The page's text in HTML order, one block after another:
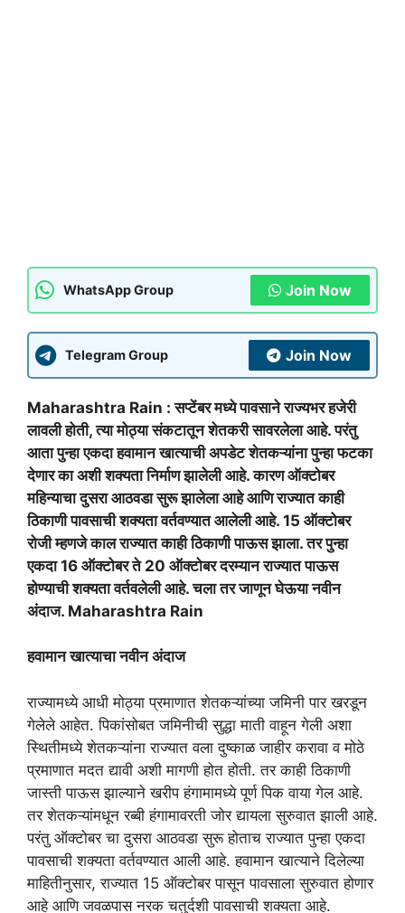
WhatsApp Group Join Now
Telegram Group Join Now
Maharashtra Rain : सप्टेंबर मध्ये पावसाने राज्यभर हजेरी
लावली होती, त्या मोठ्या संकटातून शेतकरी सावरलेला आहे. परंतु
आता पुन्हा एकदा हवामान खात्याची अपडेट शेतकऱ्यांना पुन्हा फटका
देणार का अशी शक्यता निर्माण झालेली आहे. कारण ऑक्टोबर
महिन्याचा दुसरा आठवडा सुरू झालेला आहे आणि राज्यात काही
ठिकाणी पावसाची शक्यता वर्तवण्यात आलेली आहे. 15 ऑक्टोबर
रोजी म्हणजे काल राज्यात काही ठिकाणी पाऊस झाला. तर पुन्हा
एकदा 16 ऑक्टोबर ते 20 ऑक्टोबर दरम्यान राज्यात पाऊस
होण्याची शक्यता वर्तवलेली आहे. चला तर जाणून घेऊया नवीन
अंदाज. Maharashtra Rain
हवामान खात्याचा नवीन अंदाज
राज्यामध्ये आधी मोठ्या प्रमाणात शेतकऱ्यांच्या जमिनी पार खरडून
गेलेले आहेत. पिकांसोबत जमिनीची सुद्धा माती वाहून गेली अशा
स्थितीमध्ये शेतकऱ्यांना राज्यात वला दुष्काळ जाहीर करावा व मोठे
प्रमाणात मदत द्यावी अशी मागणी होत होती. तर काही ठिकाणी
जास्ती पाऊस झाल्याने खरीप हंगामामध्ये पूर्ण पिक वाया गेल आहे.
तर शेतकऱ्यांमधून रब्बी हंगामावरती जोर द्यायला सुरुवात झाली आहे.
परंतु ऑक्टोबर चा दुसरा आठवडा सुरू होताच राज्यात पुन्हा एकदा
पावसाची शक्यता वर्तवण्यात आली आहे. हवामान खात्याने दिलेल्या
माहितीनुसार, राज्यात 15 ऑक्टोबर पासून पावसाला सुरुवात होणार
आहे आणि जवळपास नरक चतुर्दशी पावसाची शक्यता आहे.